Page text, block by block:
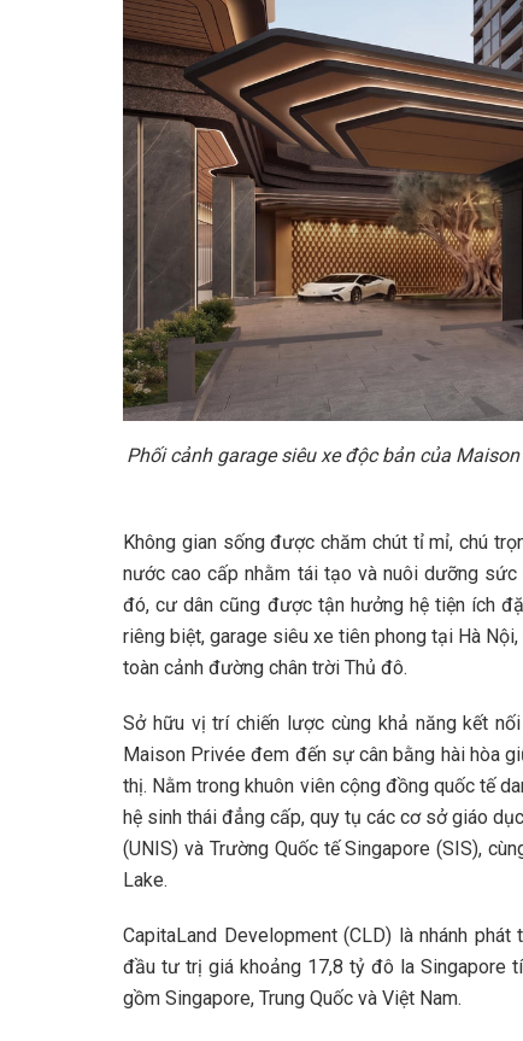
Phối cảnh garage siêu xe độc bản của
Không gian sống được chăm chút tỉ mỉ, chú
nước cao cấp nhằm tái tạo và nuôi dưỡng
đó, cư dân cũng được tận hưởng hệ tiện ích
riêng biệt, garage siêu xe tiên phong tại Hà
toàn cảnh đường chân trời Thủ đô.
Sở hữu vị trí chiến lược cùng khả năng kết
Maison Privée đem đến sự cân bằng hài hòa
thị. Nằm trong khuôn viên cộng đồng quốc tế
hệ sinh thái đẳng cấp, quy tụ các cơ sở giáo
(UNIS) và Trường Quốc tế Singapore (SIS),
Lake.
CapitaLand Development (CLD) là nhánh
đầu tư trị giá khoảng 17,8 tỷ đô la Singapore
gồm Singapore, Trung Quốc và Việt Nam.